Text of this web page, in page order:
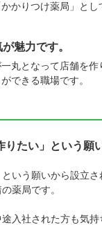
かりつけ薬局」と
魅力です。
丸となって店舗を
できる職場です。
たい」という願
いう願いから設立
薬局です。
入社された方も気持